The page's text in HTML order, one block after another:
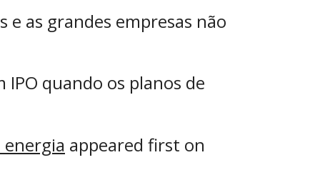
as grandes empresas não
quando os planos de
energia appeared first on